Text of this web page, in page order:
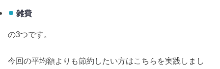
雑費
の3つです。
今回の平均額よりも節約したい方はこちらを実践しまし